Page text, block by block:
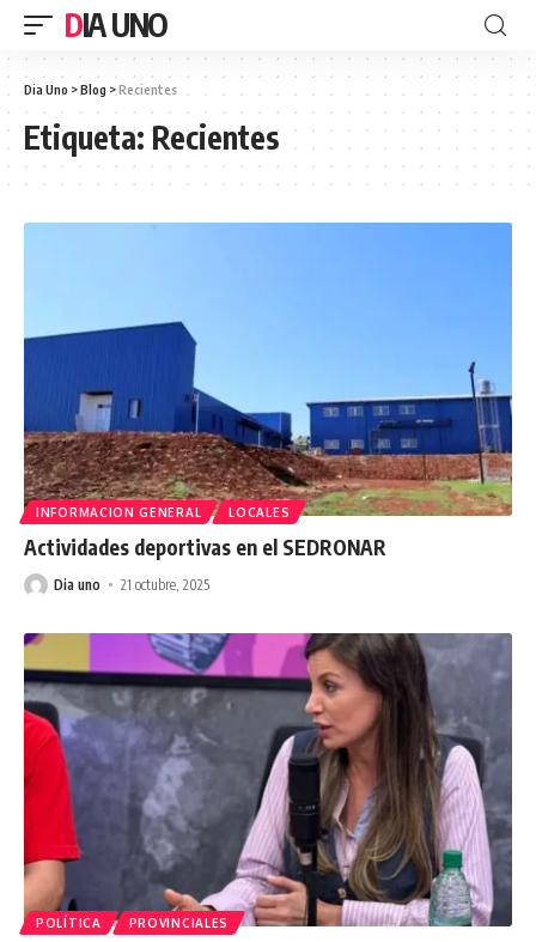
DIA UNO
Dia Uno >Blog >Recientes
Etiqueta:Recientes
INFORMACION GENERAL LOCALES
Actividades deportivas en el SEDRONAR
Dia uno 21 octubre, 2025
POLÍTICA PROVINCIALES